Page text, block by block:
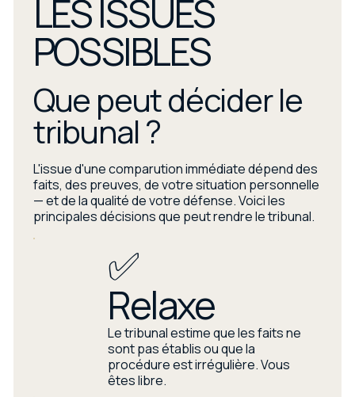
LES ISSUES
POSSIBLES
Que peut décider le
tribunal ?
L'issue d'une comparution immédiate dépend des
faits, des preuves, de votre situation personnelle
— et de la qualité de votre défense. Voici les
principales décisions que peut rendre le tribunal.
✅
Relaxe
Le tribunal estime que les faits ne
sont pas établis ou que la
procédure est irrégulière. Vous
êtes libre.